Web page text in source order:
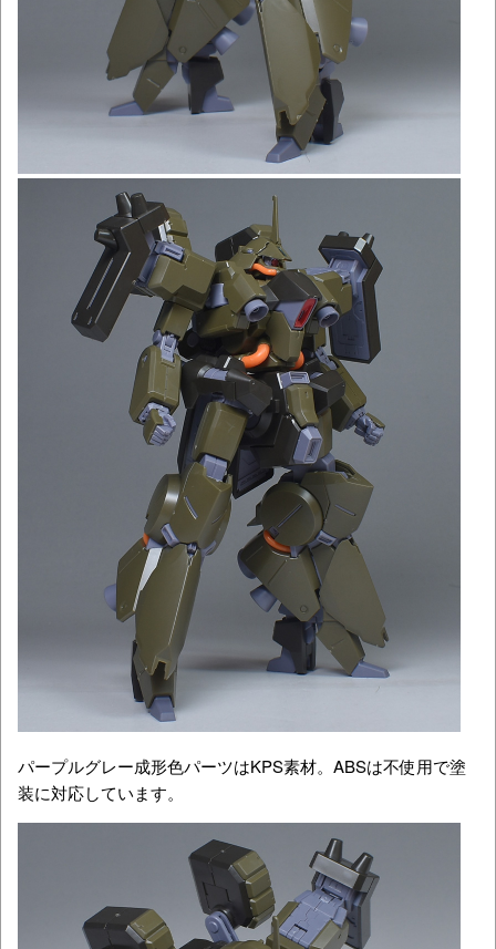
パープルグレー成形色パーツはKPS素材。ABSは不使用で塗
装に対応しています。